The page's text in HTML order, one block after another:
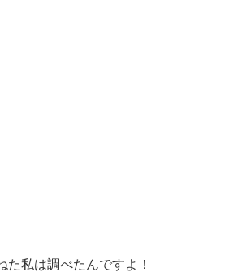
た私は調べたんですよ！